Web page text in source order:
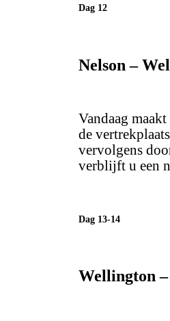
Dag 12
Nelson –
Vandaag
de
vervolgens
verblijft u een
Dag 13-14
Wellington